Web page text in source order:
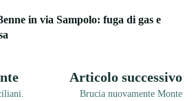
in via Sampolo: fuga di gas e
Articolo successivo
Brucia nuovamente Monte